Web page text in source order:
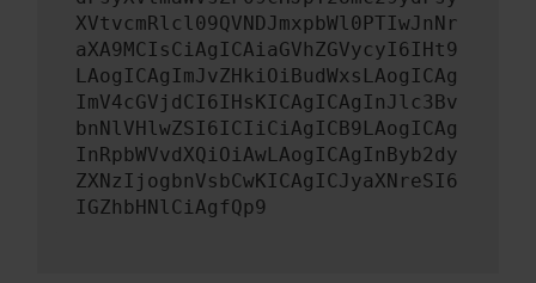
XVtvcmRlcl09QVNDJmxpbWl0PTIwJnNr
aXA9MCIsCiAgICAiaGVhZGVycyI6IHt9
LAogICAgImJvZHkiOiBudWxsLAogICAg
ImV4cGVjdCI6IHsKICAgICAgInJlc3Bv
bnNlVHlwZSI6ICIiCiAgICB9LAogICAg
InRpbWVvdXQiOiAwLAogICAgInByb2dy
ZXNzIjogbnVsbCwKICAgICJyaXNreSI6
IGZhbHNlCiAgfQp9